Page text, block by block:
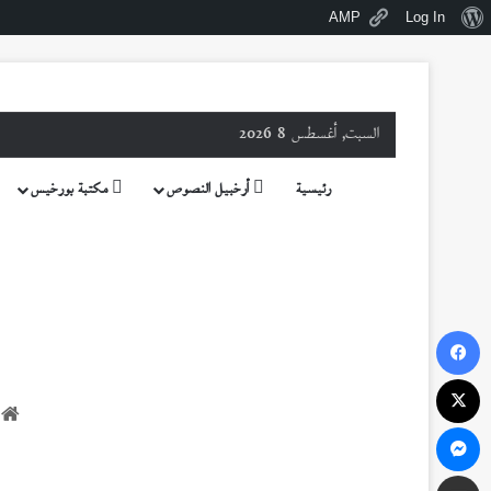
نبذةLog In
AMP
السبت, أغسطس 8 2026
رئيسية أرخبيل النصوص مكتبة بورخيس